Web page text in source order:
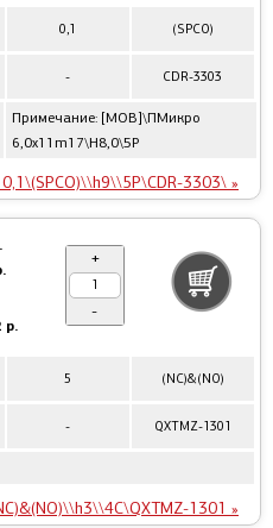
0,1 (SPCO)
- CDR-3303
Примечание: [MOB]\ПМикро
6,0x11m17\H8,0\5P
3303\ »
5 (NC)&(NO)
- QXTMZ-1301
1301 »
р.
+
-